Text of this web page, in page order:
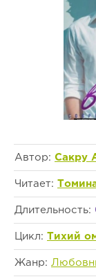
Автор: Сакру
Читает:
Длительность:
Цикл: Тихий
Жанр: